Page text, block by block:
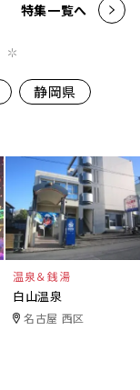
特集一覧へ
静岡県
温泉＆銭湯
白山温泉
名古屋 西区